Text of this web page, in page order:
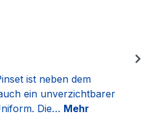
ist neben dem
ein unverzichtbarer
Die… Mehr